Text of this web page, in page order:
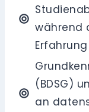
während
(BDSG)
an